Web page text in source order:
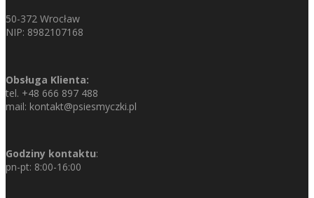
50-372 Wrocław
NIP: 8982107168
Obsługa Klienta:
tel. +48 666 897 488
mail: kontakt@psiesmyczki.pl
Godziny kontaktu:
pn-pt: 8:00-16:00